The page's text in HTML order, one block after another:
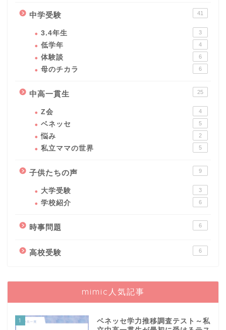
中学受験 41
3.4年生 3
低学年 4
体験談 6
母のチカラ 6
中高一貫生 25
Z会 4
ベネッセ 5
悩み 2
私立ママの世界 5
子供たちの声 9
大学受験 3
学校紹介 6
時事問題 6
高校受験 6
mimic人気記事
1
ベネッセ学力推移調査テスト～私